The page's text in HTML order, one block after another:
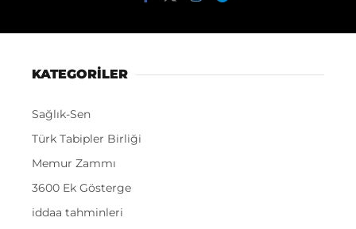
KATEGORİLER
Sağlık-Sen
Türk Tabipler Birliği
Memur Zammı
3600 Ek Gösterge
iddaa tahminleri